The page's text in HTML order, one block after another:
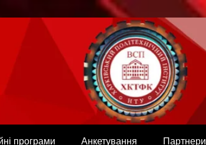
програми Анкетування Партнери